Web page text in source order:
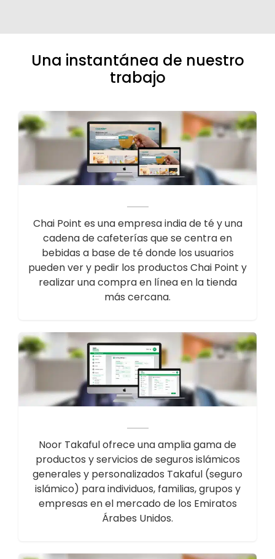
Una instantánea de nuestro
trabajo
Chai Point es una empresa india de té y una
cadena de cafeterías que se centra en
bebidas a base de té donde los usuarios
pueden ver y pedir los productos Chai Point y
realizar una compra en línea en la tienda
más cercana.
Noor Takaful ofrece una amplia gama de
productos y servicios de seguros islámicos
generales y personalizados Takaful (seguro
islámico) para individuos, familias, grupos y
empresas en el mercado de los Emiratos
Árabes Unidos.